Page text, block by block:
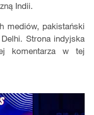
Indii.
mediów, pakistański
Strona indyjska
komentarza w tej